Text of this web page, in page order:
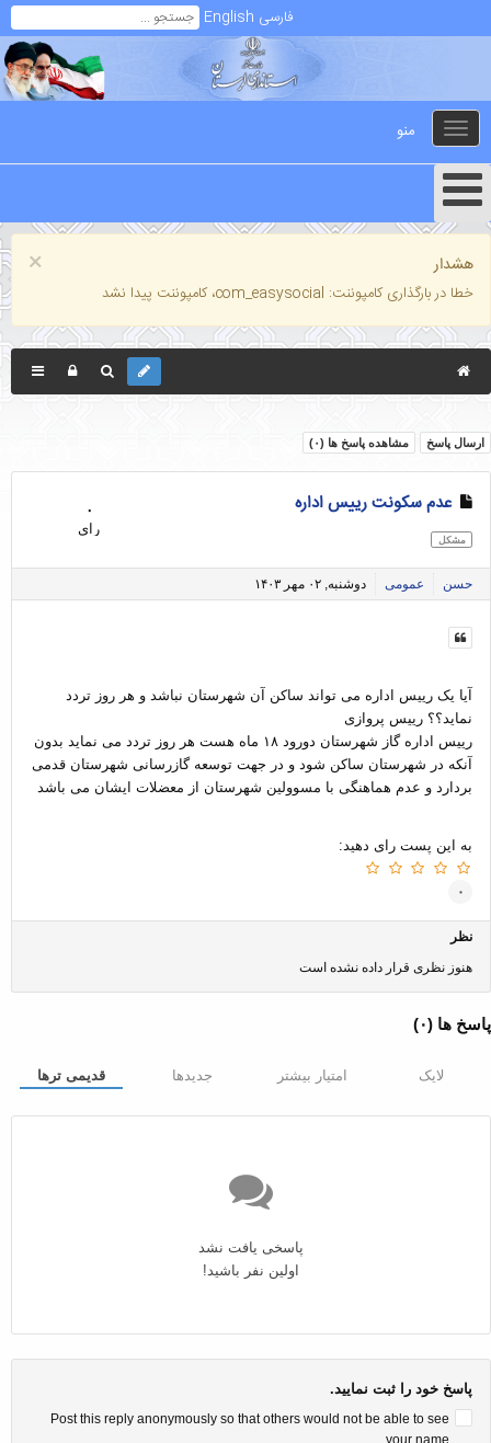
فارسی English
Toggle
navigation
منو
×
هشدار
خطا در بارگذاری کامپوننت: com_easysocial، کامپوننت پیدا نشد
ارسال پاسخ مشاهده پاسخ ها (۰)
عدم سکونت رییس اداره
مشکل
۰
رای
حسن عمومی دوشنبه, ۰۲ مهر ۱۴۰۳
آیا یک رییس اداره می تواند ساکن آن شهرستان نباشد و هر روز تردد
نماید؟؟ رییس پروازی
رییس اداره گاز شهرستان دورود ۱۸ ماه هست هر روز تردد می نماید بدون
آنکه در شهرستان ساکن شود و در جهت توسعه گازرسانی شهرستان قدمی
بردارد و عدم هماهنگی با مسوولین شهرستان از معضلات ایشان می باشد
به این پست رای دهید:
۰
نظر
هنوز نظری قرار داده نشده است
پاسخ ها (۰)
لایک امتیار بیشتر جدیدها قدیمی ترها
پاسخی یافت نشد
اولین نفر باشید!
پاسخ خود را ثبت نمایید.
Post this reply anonymously so that others would not be able to see
your name.